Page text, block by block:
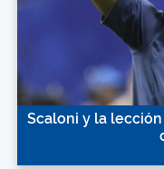
Scaloni y la